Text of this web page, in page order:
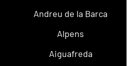
Andreu de la Barca
Alpens
Aiguafreda